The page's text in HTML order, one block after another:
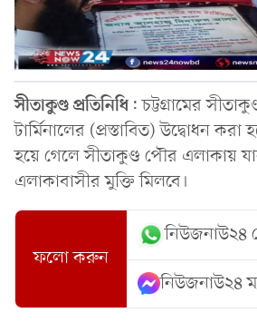
সীতাকুণ্ডপ্রতিনিধি : চট্টগ্রামের
টার্মিনালের (প্রস্তাবিত) উদ্বোধন করা
হয়ে গেলে সীতাকুণ্ড পৌর এলাকায়
এলাকাবাসীর মুক্তি মিলবে।
ফলো করুন
নিউজনাউ২৪
নিউজনাউ২৪